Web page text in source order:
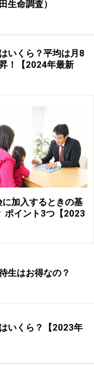
教育」その他を基
」がダウン＞＞
をご確認くださ
ており、特定の金融
ん。
自身の責任において
配慮しております
基づく損失・損害
やサービス提供者
次のページへ
生命調査）
いくら？平均は月8
！【2024年最新
加入するときの基
ポイント3つ【2023
生はお得なの？
いくら？【2023年